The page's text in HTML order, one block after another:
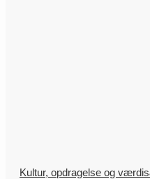
Kultur, opdragelse og